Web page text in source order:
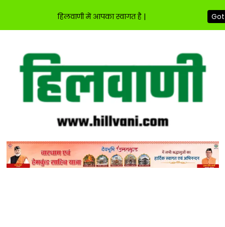
content
हिलवाणी में आपका स्वागत है |